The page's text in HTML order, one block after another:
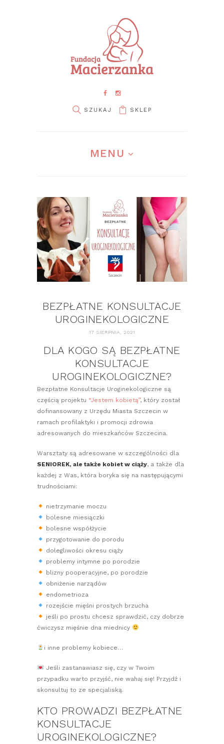
SKLEP
MENU
BEZPŁATNE KONSULTACJE
UROGINEKOLOGICZNE
17 SIERPNIA, 2021
DLA KOGO SĄ BEZPŁATNE
KONSULTACJE
UROGINEKOLOGICZNE?
Bezpłatne Konsultacje Uroginekologiczne są
częścią projektu “Jestem kobietą”, który został
dofinansowany z Urzędu Miasta Szczecin w
ramach profilaktyki i promocji zdrowia
adresowanych do mieszkańców Szczecina.
Warsztaty są adresowane w szczególności dla
SENIOREK, ale także kobiet w ciąży, a także dla
każdej z Was, która boryka się na następującymi
trudnościami:
nietrzymanie moczu
bolesne miesiączki
bolesne współżycie
przygotowanie do porodu
dolegliwości okresu ciąży
problemy intymne po porodzie
blizny pooperacyjne, po porodzie
obniżenie narządów
endometrioza
rozejście mięśni prostych brzucha
jeśli po prostu chcesz sprawdzić, czy dobrze
ćwiczysz mięśnie dna miednicy
i inne problemy kobiece…
Jeśli zastanawiasz się, czy w Twoim
przypadku warto przyjść, nie wahaj się! Przyjdź i
skonsultuj to ze specjaliską.
KTO PROWADZI BEZPŁATNE
KONSULTACJE
UROGINEKOLOGICZNE?